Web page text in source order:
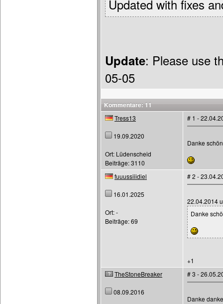
Updated with fixes
Update: Please use
05-05
Kommentare: 11
Tress13
19.09.2020
Ort: Lüdenscheid
Beiträge: 3110
# 1 -
Danke
fuuussiiidiel
16.01.2025
Ort: -
Beiträge: 69
# 2 -
22.04.2014
Danke
+1
TheStoneBreaker
08.09.2016
# 3 -
Danke